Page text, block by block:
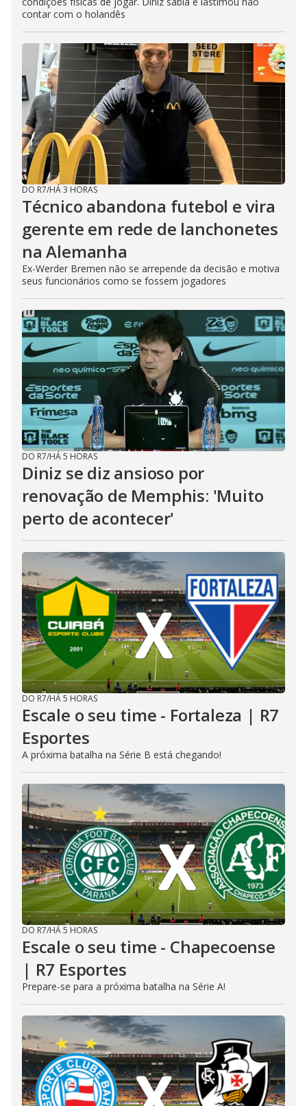
contar com o holandês
DO R7/HÁ 3 HORAS
Técnico abandona futebol e vira
gerente em rede de lanchonetes
na Alemanha
Ex-Werder Bremen não se arrepende da decisão e motiva
seus funcionários como se fossem jogadores
DO R7/HÁ 5 HORAS
Diniz se diz ansioso por
renovação de Memphis: 'Muito
perto de acontecer'
DO R7/HÁ 5 HORAS
Escale o seu time - Fortaleza | R7
Esportes
A próxima batalha na Série B está chegando!
DO R7/HÁ 5 HORAS
Escale o seu time - Chapecoense
| R7 Esportes
Prepare-se para a próxima batalha na Série A!